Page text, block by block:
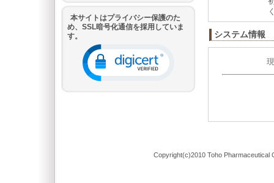
システム情報
本サイトはプライバシー保護のた
め、SSL暗号化通信を採用していま
す。
Copyright(c)2010 Toho Pharmaceutical